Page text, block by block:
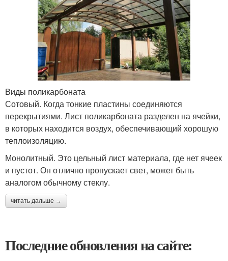
Виды поликарбоната
Сотовый. Когда тонкие пластины соединяются
перекрытиями. Лист поликарбоната разделен на ячейки,
в которых находится воздух, обеспечивающий хорошую
теплоизоляцию.
Монолитный. Это цельный лист материала, где нет ячеек
и пустот. Он отлично пропускает свет, может быть
аналогом обычному стеклу.
читать дальше →
Последние обновления на сайте: